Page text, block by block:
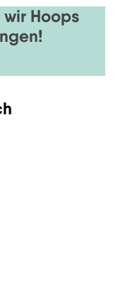
Hoops